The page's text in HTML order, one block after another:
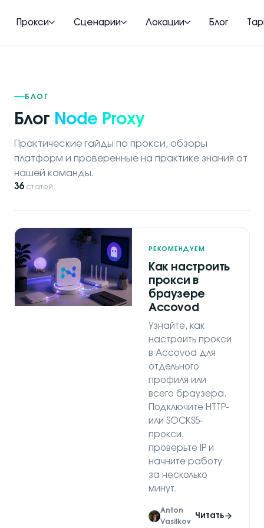
Прокси Сценарии Локации Блог
БЛОГ
Блог Node Proxy
Практические гайды по прокси, обзоры
платформ и проверенные на практике знания от
нашей команды.
36 статей
РЕКОМЕНДУЕМ
Как настроить
прокси в
браузере
Accovod
Узнайте, как
настроить прокси
в Accovod для
отдельного
профиля или
всего браузера.
Подключите HTTP-
или SOCKS5-
прокси,
проверьте IP и
начните работу
за несколько
минут.
Anton
Vasilkov
Читать